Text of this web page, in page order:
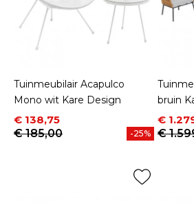
Tuinmeubilair Acapulco
Mono wit Kare Design
Prijs
€ 138,75
Normale prijs
€ 185,00
-25%
bruin
Prijs
€
€